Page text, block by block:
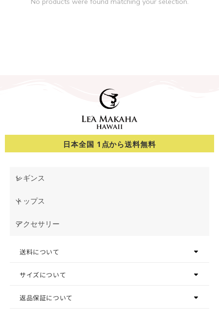
日本全国 1点から送料無料
レギンス
トップス
アクセサリー
送料について
サイズについて
返品保証について